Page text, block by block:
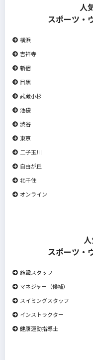
人
スポーツ・
横浜
吉祥寺
新宿
目黒
武蔵小杉
池袋
渋谷
東京
二子玉川
自由が丘
北千住
オンライン
スポーツ・
施設スタッフ
マネジャー（候補）
スイミングスタッフ
インストラクター
健康運動指導士